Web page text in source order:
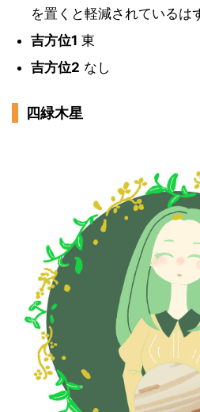
を置くと軽減されているは
吉方位1 東
吉方位2 なし
四緑木星